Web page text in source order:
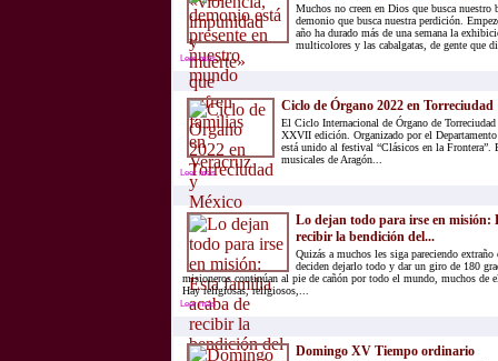
Muchos no creen en Dios que busca nuestro
demonio que busca nuestra perdición.
año ha durado más de una semana la
multicolores y las cabalgatas, de gente que
Leer más
Ciclo de Órgano 2022 en Torreciudad
El Ciclo Internacional de Órgano de Torreciudad
XXVII edición. Organizado por el
está unido al festival “Clásicos en la
musicales de Aragón...
Leer más
Lo dejan todo para irse en misión:
recibir la bendición del...
Quizás a muchos les siga pareciendo extraño
deciden dejarlo todo y dar un giro de 180
misioneros continúan al pie de cañón por todo el mundo, muchos de
Hay religiosas, religiosos,...
Leer más
Domingo XV Tiempo ordinario